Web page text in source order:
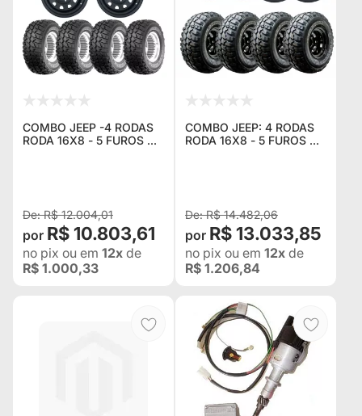
COMBO JEEP -4 RODAS
RODA 16X8 - 5 FUROS DE
R$ 12.004,01
R$ 10.803,61
no pix ou em 12x de
R$ 1.000,33
COMBO JEEP: 4 RODAS
RODA 16X8 - 5 FUROS DE
R$ 14.482,06
R$ 13.033,85
no pix ou em 12x de
R$ 1.206,84